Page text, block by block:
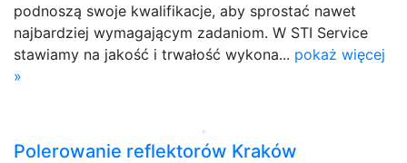
podnoszą swoje kwalifikacje, aby sprostać nawet
najbardziej wymagającym zadaniom. W STI Service
stawiamy na jakość i trwałość wykona... pokaż więcej
»
Polerowanie reflektorów Kraków